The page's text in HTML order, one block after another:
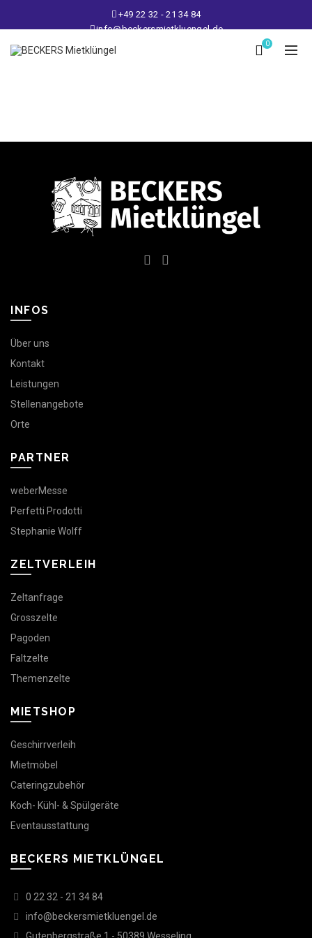
+49 22 32 - 21 34 84
info@beckersmietkluengel.de
Lager: Gutenbergstraße 1 - 50389 Wesseling
Mo - Fr: 9 – 17 Uhr, Sa: 9 – 12 Uhr
0
INFOS
Über uns
Kontakt
Leistungen
Stellenangebote
Orte
PARTNER
weberMesse
Perfetti Prodotti
Stephanie Wolff
ZELTVERLEIH
Zeltanfrage
Grosszelte
Pagoden
Faltzelte
Themenzelte
MIETSHOP
Geschirrverleih
Mietmöbel
Cateringzubehör
Koch- Kühl- & Spülgeräte
Eventausstattung
BECKERS MIETKLÜNGEL
0 22 32 - 21 34 84
info@beckersmietkluengel.de
Gutenbergstraße 1 - 50389 Wesseling